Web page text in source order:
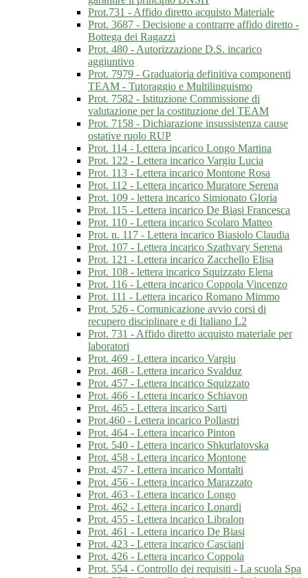
Prot.731 - Affido diretto acquisto Materiale
Prot. 3687 - Decisione a contrarre affido diretto -
Bottega dei Ragazzi
Prot. 480 - Autorizzazione D.S. incarico
aggiuntivo
Prot. 7979 - Graduatoria definitiva componenti
TEAM - Tutoraggio e Multilinguismo
Prot. 7582 - Istituzione Commissione di
valutazione per la costituzione del TEAM
Prot. 7158 - Dichiarazione insussistenza cause
ostative ruolo RUP
Prot. 114 - Lettera incarico Longo Martina
Prot. 122 - Lettera incarico Vargiu Lucia
Prot. 113 - Lettera incarico Montone Rosa
Prot. 112 - Lettera incarico Muratore Serena
Prot. 109 - lettera incarico Simionato Gloria
Prot. 115 - Lettera incarico De Biasi Francesca
Prot. 110 - Lettera incarico Scolaro Matteo
Prot. n. 117 - Lettera incarico Biasiolo Claudia
Prot. 107 - Lettera incarico Szathvary Serena
Prot. 121 - Lettera incarico Zacchello Elisa
Prot. 108 - lettera incarico Squizzato Elena
Prot. 116 - Lettera incarico Coppola Vincenzo
Prot. 111 - Lettera incarico Romano Mimmo
Prot. 526 - Comunicazione avvio corsi di
recupero disciplinare e di Italiano L2
Prot. 731 - Affido diretto acquisto materiale per
laboratori
Prot. 469 - Lettera incarico Vargiu
Prot. 468 - Lettera incarico Svalduz
Prot. 457 - Lettera incarico Squizzato
Prot. 466 - Lettera incarico Schiavon
Prot. 465 - Lettera incarico Sarti
Prot.460 - Lettera incarico Pollastri
Prot. 464 - Lettera incarico Pinton
Prot. 540 - Lettera incarico Shkurlatovska
Prot. 458 - Lettera incarico Montone
Prot. 457 - Lettera incarico Montalti
Prot. 456 - Lettera incarico Marazzato
Prot. 463 - Lettera incarico Longo
Prot. 462 - Lettera incarico Lonardi
Prot. 455 - Lettera incarico Libralon
Prot. 461 - Lettera incarico De Biasi
Prot. 423 - Lettera incarico Casciani
Prot. 426 - Lettera incarico Coppola
Prot. 554 - Controllo dei requisiti - La scuola Spa